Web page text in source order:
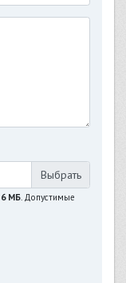
6 МБ. Допустимые